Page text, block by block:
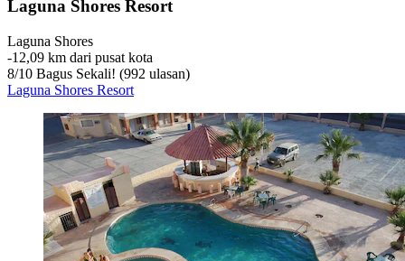
Laguna Shores Resort
Laguna Shores
‐12,09 km dari pusat kota
8/10 Bagus Sekali! (992 ulasan)
Laguna Shores Resort